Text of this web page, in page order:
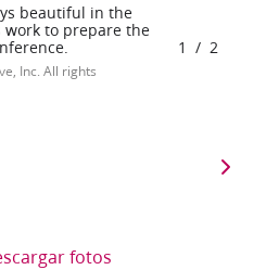
beautiful in the
to prepare the
Inc. All rights
1 / 2
fotos